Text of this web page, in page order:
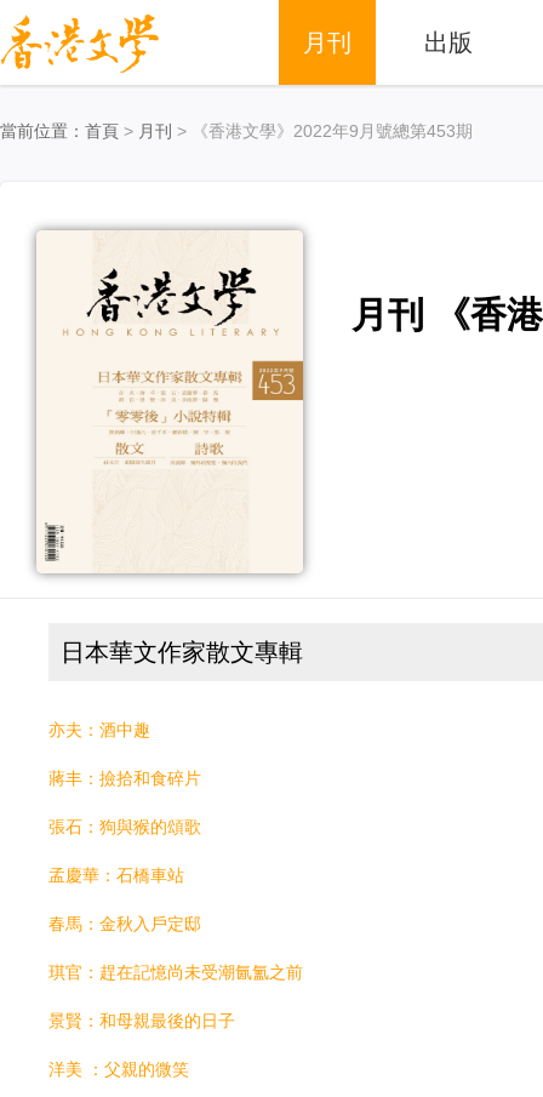
月刊 出版
當前位置： 首頁 > 月刊 > 《香港文學》2022年9月號總第453期
月刊 《香
日本華文作家散文專輯
亦夫：酒中趣
蔣丰：撿拾和食碎片
張石：狗與猴的頌歌
孟慶華：石橋車站
春馬：金秋入戶定邸
琪官：趕在記憶尚未受潮氤氳之前
景賢：和母親最後的日子
洋美 ：父親的微笑